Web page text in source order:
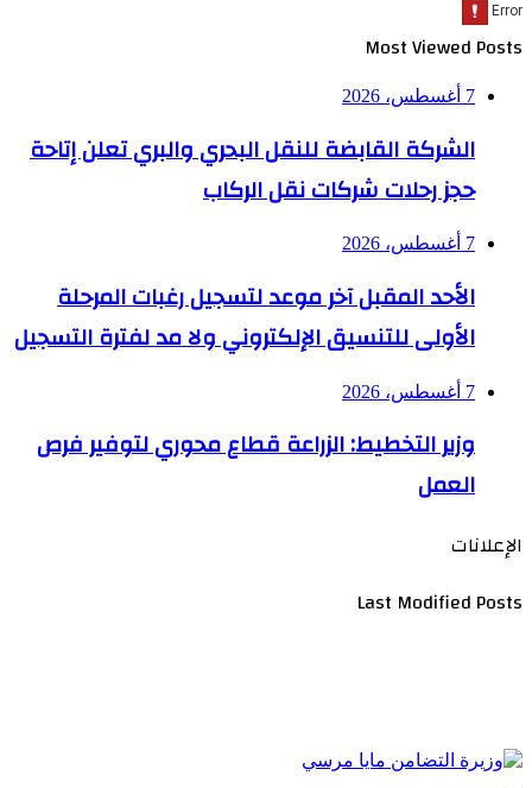
Most Viewed Posts
7 أغسطس، 2026
الشركة القابضة للنقل البحري والبري تعلن إتاحة
حجز رحلات شركات نقل الركاب
7 أغسطس، 2026
الأحد المقبل آخر موعد لتسجيل رغبات المرحلة
الأولى للتنسيق الإلكتروني ولا مد لفترة التسجيل
7 أغسطس، 2026
وزير التخطيط: الزراعة قطاع محوري لتوفير فرص
العمل
الإعلانات
Last Modified Posts